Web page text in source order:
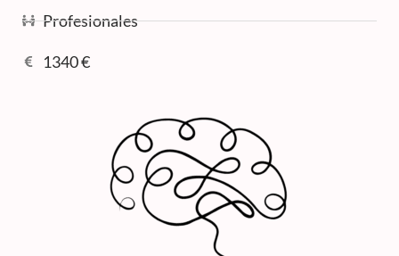
Profesionales
1340 €